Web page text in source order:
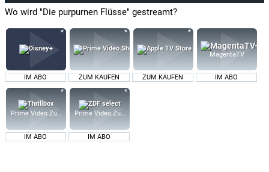
Wo wird "Die purpurnen Flüsse" gestreamt?
IM ABO ZUM KAUFEN ZUM KAUFEN
MagentaTV
IM ABO
Prime Video Zusatz-Kanäle
IM ABO
Prime Video Zusatz-Kanäle
IM ABO